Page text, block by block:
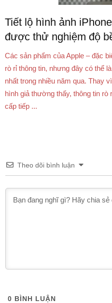
Tiết lộ hình ảnh
được thử nghiệm độ
Các sản phẩm của Apple – đặc
rò rỉ thông tin, nhưng đây có thể
nhất trong nhiều năm qua. Thay
hình giả thường thấy, thông tin
cấp tiếp ...
Theo dõi bình luận
0 BÌNH LUẬN